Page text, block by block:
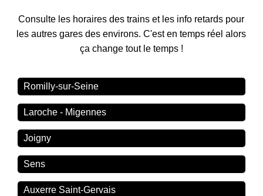
Consulte les horaires des trains et les info retards pour
les autres gares des environs. C'est en temps réel alors
ça change tout le temps !
Romilly-sur-Seine
Laroche - Migennes
Joigny
Sens
Auxerre Saint-Gervais